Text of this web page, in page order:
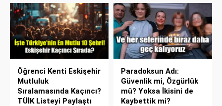
Öğrenci Kenti Eskişehir
Mutluluk
Sıralamasında Kaçıncı?
TÜİK Listeyi Paylaştı
Paradoksun Adı:
Güvenlik mi, Özgürlük
mü? Yoksa İkisini de
Kaybettik mi?